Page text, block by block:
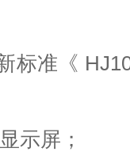
标准《
示屏；